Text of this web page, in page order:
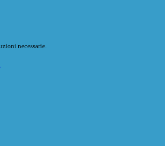
necessarie.